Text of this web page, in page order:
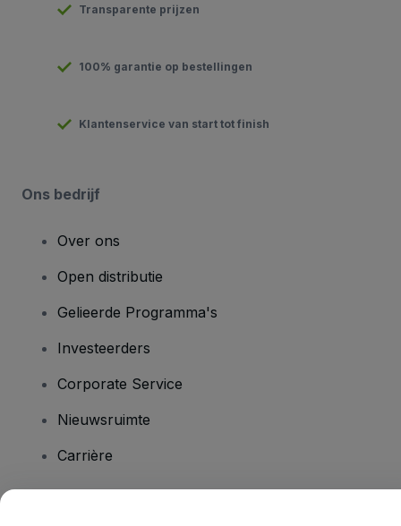
Transparente prijzen
100% garantie op bestellingen
Klantenservice van start tot finish
Ons bedrijf
Over ons
Open distributie
Gelieerde Programma's
Investeerders
Corporate Service
Nieuwsruimte
Carrière